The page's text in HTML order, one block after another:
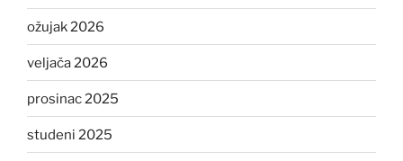
ožujak 2026
veljača 2026
prosinac 2025
studeni 2025